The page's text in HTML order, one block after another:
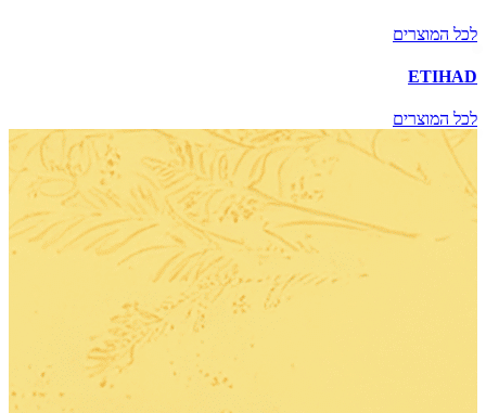
לכל המוצרים
ETIHAD
לכל המוצרים